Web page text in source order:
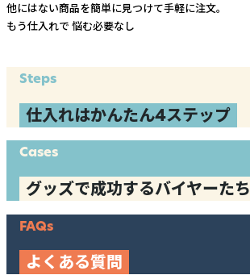
他にはない商品を簡単に見つけて手軽に注文。
もう仕入れで 悩む必要なし
Steps
仕入れはかんたん4ステップ
Cases
グッズで成功するバイヤーたち
FAQs
よくある質問